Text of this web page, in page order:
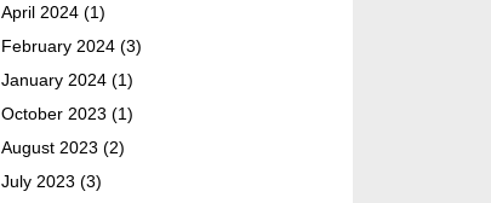
April 2024(1)
February 2024(3)
January 2024(1)
October 2023 (1)
August 2023 (2)
July 2023 (3)